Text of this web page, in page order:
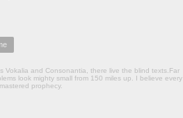
Vokalia and Consonantia, there live the blind texts.Far
look mighty small from 150 miles up. I believe every
prophecy.